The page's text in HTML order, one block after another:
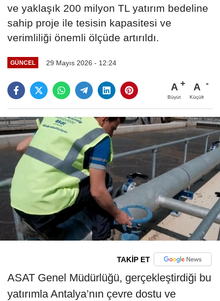
ve yaklaşık 200 milyon TL yatırım bedeline
sahip proje ile tesisin kapasitesi ve
verimliliği önemli ölçüde artırıldı.
GÜNCEL 29 Mayıs 2026 - 12:24
A
Büyüt
A
Küçült
TAKİP ET
ASAT Genel Müdürlüğü, gerçekleştirdiği bu
yatırımla Antalya’nın çevre dostu ve